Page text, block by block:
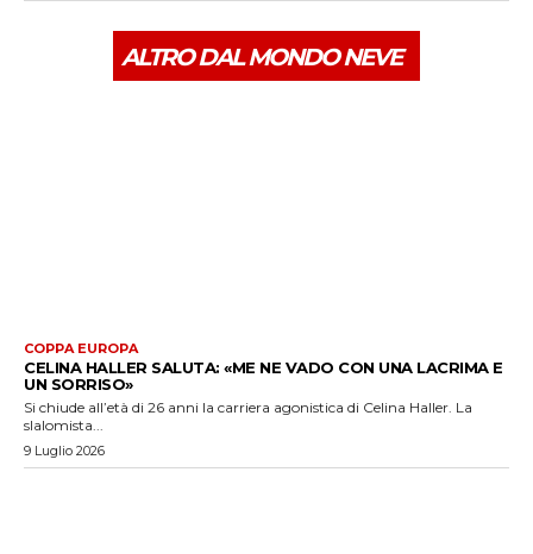
ALTRO DAL MONDO NEVE
COPPA EUROPA
CELINA HALLER SALUTA: «ME NE VADO CON UNA LACRIMA E
UN SORRISO»
Si chiude all’età di 26 anni la carriera agonistica di Celina Haller. La
slalomista...
9 Luglio 2026